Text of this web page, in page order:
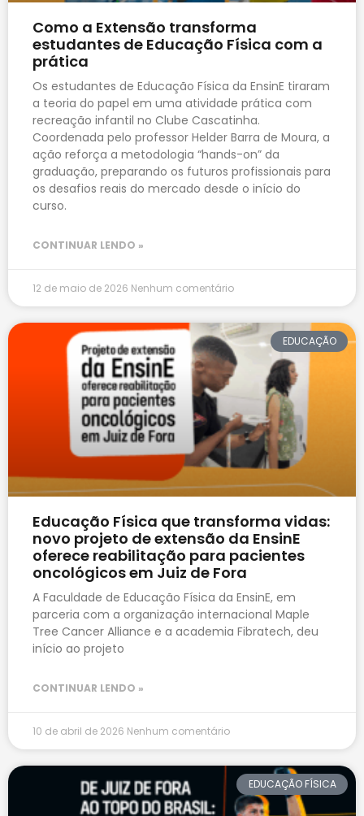
Como a Extensão transforma
estudantes de Educação Física com a
prática
Os estudantes de Educação Física da EnsinE tiraram
a teoria do papel em uma atividade prática com
recreação infantil no Clube Cascatinha.
Coordenada pelo professor Helder Barra de Moura, a
ação reforça a metodologia “hands-on” da
graduação, preparando os futuros profissionais para
os desafios reais do mercado desde o início do
curso.
CONTINUAR LENDO »
12 de maio de 2026 Nenhum comentário
EDUCAÇÃO
Educação Física que transforma vidas:
novo projeto de extensão da EnsinE
oferece reabilitação para pacientes
oncológicos em Juiz de Fora
A Faculdade de Educação Física da EnsinE, em
parceria com a organização internacional Maple
Tree Cancer Alliance e a academia Fibratech, deu
início ao projeto
CONTINUAR LENDO »
10 de abril de 2026 Nenhum comentário
EDUCAÇÃO FÍSICA